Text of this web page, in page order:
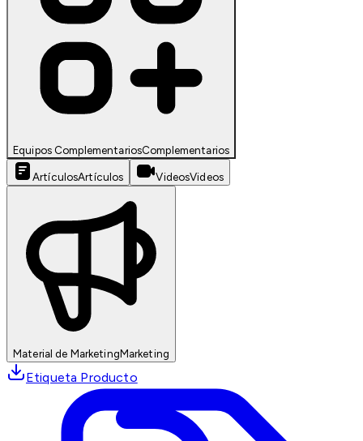
Equipos ComplementariosComplementarios
ArtículosArtículos VideosVideos
Material de MarketingMarketing
Etiqueta Producto